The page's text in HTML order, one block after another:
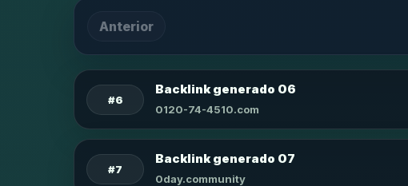
Anterior
#6
Backlink generado 06
0120-74-4510.com
#7
Backlink generado 07
0day.community